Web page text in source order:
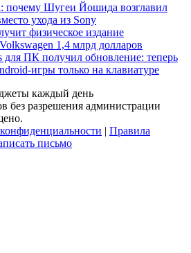
почему Шугеи Йошида возглавил
ухода из Sony
физическое издание
1,4 млрд долларов
для ПК получил обновление: теперь
игры только на клавиатуре
каждый день
без разрешения администрации
| Правила
письмо